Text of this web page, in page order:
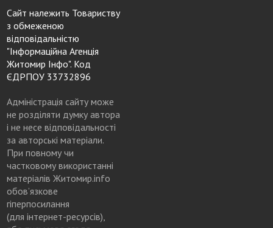
Сайт належить Товариству
з обмеженою
відповідальністю
"Інформаційна Агенція
Житомир Інфо". Код
ЄДРПОУ 33732896
Адміністрація сайту може
не розділяти думку автора
і не несе відповідальності
за авторські матеріали.
При повному чи
частковому використанні
матеріалів Житомир.info
обов’язкове
гіперпосилання
(для інтернет-ресурсів),